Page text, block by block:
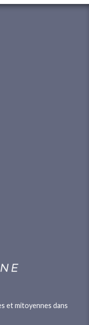
et mitoyennes dans